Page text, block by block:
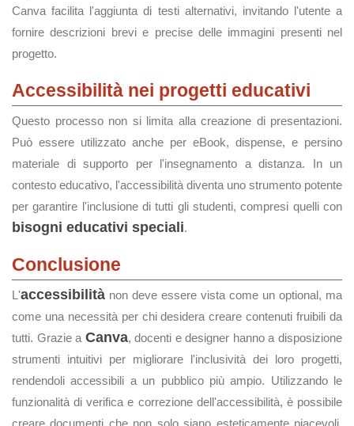
Canva facilita l'aggiunta di testi alternativi, invitando l'utente a
fornire descrizioni brevi e precise delle immagini presenti nel
progetto.
Accessibilità nei progetti educativi
Questo processo non si limita alla creazione di presentazioni.
Può essere utilizzato anche per eBook, dispense, e persino
materiale di supporto per l'insegnamento a distanza. In un
contesto educativo, l'accessibilità diventa uno strumento potente
per garantire l'inclusione di tutti gli studenti, compresi quelli con
bisogni educativi speciali.
Conclusione
L'accessibilità non deve essere vista come un optional, ma
come una necessità per chi desidera creare contenuti fruibili da
tutti. Grazie a Canva, docenti e designer hanno a disposizione
strumenti intuitivi per migliorare l'inclusività dei loro progetti,
rendendoli accessibili a un pubblico più ampio. Utilizzando le
funzionalità di verifica e correzione dell'accessibilità, è possibile
creare documenti che non solo siano esteticamente piacevoli,